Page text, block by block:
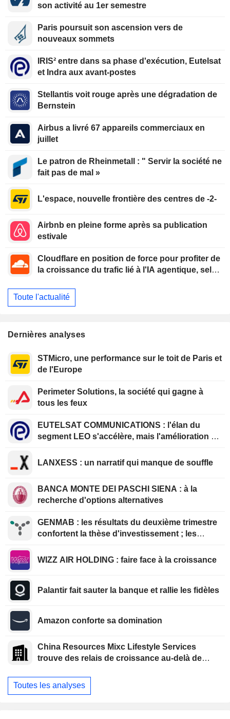
son activité au 1er semestre
Paris poursuit son ascension vers de
nouveaux sommets
IRIS² entre dans sa phase d'exécution, Eutelsat
et Indra aux avant-postes
Stellantis voit rouge après une dégradation de
Bernstein
Airbus a livré 67 appareils commerciaux en
juillet
Le patron de Rheinmetall : " Servir la société ne
fait pas de mal »
L'espace, nouvelle frontière des centres de -2-
Airbnb en pleine forme après sa publication
estivale
Cloudflare en position de force pour profiter de
la croissance du trafic lié à l'IA agentique, selon
Toute l'actualité
Dernières analyses
STMicro, une performance sur le toit de Paris et
de l'Europe
Perimeter Solutions, la société qui gagne à
tous les feux
EUTELSAT COMMUNICATIONS : l'élan du
segment LEO s'accélère, mais l'amélioration de
LANXESS : un narratif qui manque de souffle
BANCA MONTE DEI PASCHI SIENA : à la
recherche d'options alternatives
GENMAB : les résultats du deuxième trimestre
confortent la thèse d'investissement ; les
WIZZ AIR HOLDING : faire face à la croissance
Palantir fait sauter la banque et rallie les fidèles
Amazon conforte sa domination
China Resources Mixc Lifestyle Services
trouve des relais de croissance au-delà de
Toutes les analyses